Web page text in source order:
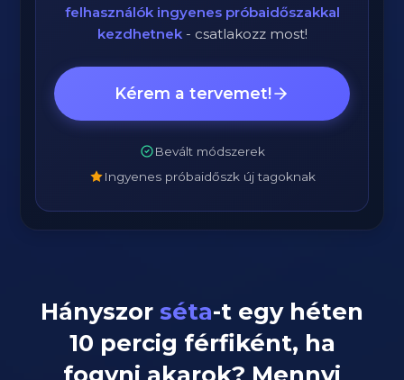
felhasználók ingyenes próbaidőszakkal
kezdhetnek- csatlakozz most!
Kérem a tervemet!
Bevált módszerek
Ingyenes próbaidőszk új tagoknak
Hányszor séta-t egy héten
10 percig férfiként, ha
fogyni akarok? Mennyi